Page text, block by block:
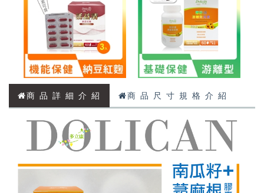
商 品 詳 細 介 紹 商 品 尺 寸 規 格 介 紹